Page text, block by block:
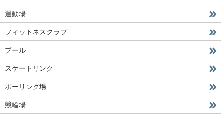
運動場
フィットネスクラブ
プール
スケートリンク
ボーリング場
競輪場